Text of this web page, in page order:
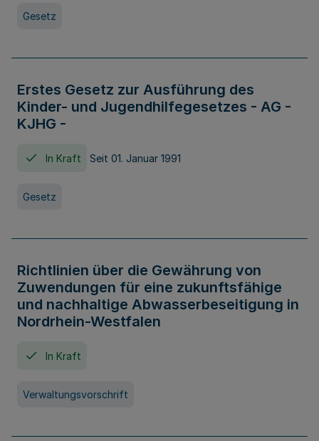
Gesetz
Erstes Gesetz zur Ausführung des
Kinder- und Jugendhilfegesetzes - AG -
KJHG -
In Kraft Seit 01. Januar 1991
Gesetz
Richtlinien über die Gewährung von
Zuwendungen für eine zukunftsfähige
und nachhaltige Abwasserbeseitigung in
Nordrhein-Westfalen
In Kraft
Verwaltungsvorschrift